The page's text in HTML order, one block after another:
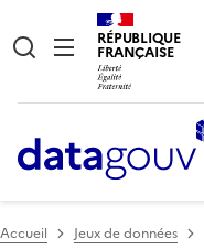
RÉPUBLIQUE
FRANÇAISE
Accueil Jeux de données